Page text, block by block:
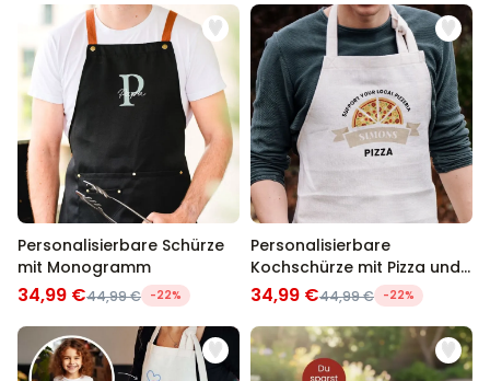
Personalisierbare Schürze
mit Monogramm
34,99 €44,99 € -22%
Personalisierbare
Kochschürze mit Pizza und
Name
34,99 €44,99 € -22%